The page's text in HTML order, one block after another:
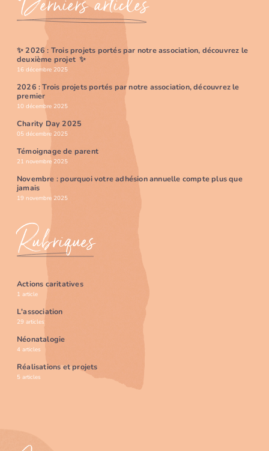
✨ 2026 : Trois projets portés par notre association, découvrez le
deuxième projet ✨
16 décembre 2025
2026 : Trois projets portés par notre association, découvrez le
premier
10 décembre 2025
Charity Day 2025
05 décembre 2025
Témoignage de parent
21 novembre 2025
Novembre : pourquoi votre adhésion annuelle compte plus que
jamais
19 novembre 2025
Rubriques
Actions caritatives
1 article
L'association
29 articles
Néonatalogie
4 articles
Réalisations et projets
5 articles